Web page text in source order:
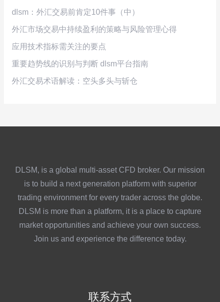
dlsm：外汇交易前肯定10件事（中）
外汇市场交易中持续盈利的策略与风险管理心得
应用技术指标需关注的要点
重要趋势线的识别与判断 dlsm平台指南
外汇交易术语解读：空头多头与斩仓
DLSM, is a global multi-asset CFD broker. Our mission
is to build a next generation platform with superior
trading environment for every trader across the globe.
DLSM is more than a platform, it is a place to capture
market opportunities and achieve your own success.
Join us and experience the difference today.
联系方式